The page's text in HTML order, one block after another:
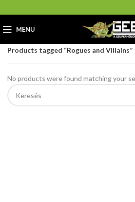
MENU
GeekHub Webáruház és
Products tagged “Rogues and Villains”
No products were found matching your